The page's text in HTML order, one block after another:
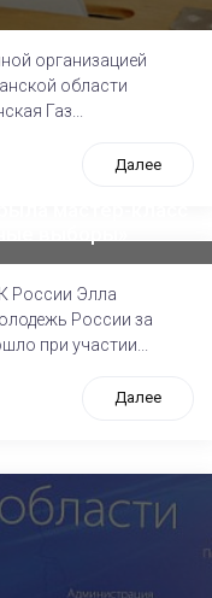
организацией
области
Газ...
Далее
России Элла
России за
при участии...
Далее